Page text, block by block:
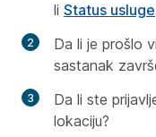
li Status usluge
Da li je prošlo
sastanak
Da li ste
lokaciju?